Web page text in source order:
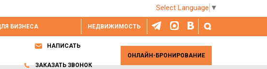
Select Language ▼
НЕДВИЖИМОСТЬ
БИЗНЕСА
НАПИСАТЬ
ЗАКАЗАТЬ ЗВОНОК
ОНЛАЙН-БРОНИРОВАНИЕ